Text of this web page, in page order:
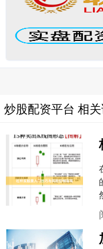
炒股配资平台 相